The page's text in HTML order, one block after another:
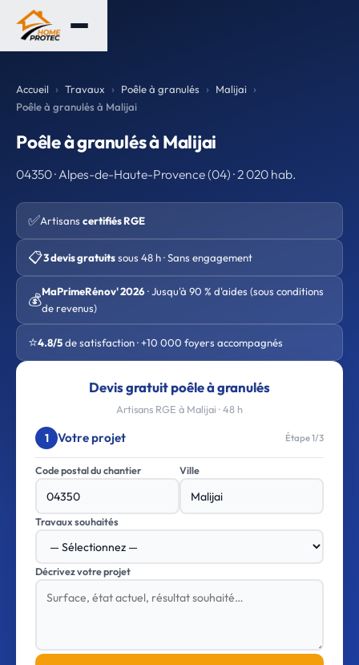
Accueil Travaux Poêle à granulés
Malijai
Poêle à granulés à Malijai
Poêle à granulés à Malijai
04350 · Alpes-de-Haute-Provence (04) · 2 020 hab.
✅Artisans certifiés RGE
📋3 devis gratuitssous 48 h · Sans engagement
💰MaPrimeRénov' 2026· Jusqu'à 90 % d'aides (sous conditions
de revenus)
⭐4.8/5de satisfaction · +10 000 foyers accompagnés
Devis gratuit poêle à granulés
Artisans RGE à Malijai · 48 h
1 Votre projet Étape 1/3
Code postal du chantier Ville
Travaux souhaités
Décrivez votre projet